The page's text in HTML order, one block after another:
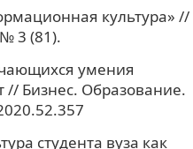
культура» //
3 (81).
умения
Бизнес. Образование.
студента вуза как